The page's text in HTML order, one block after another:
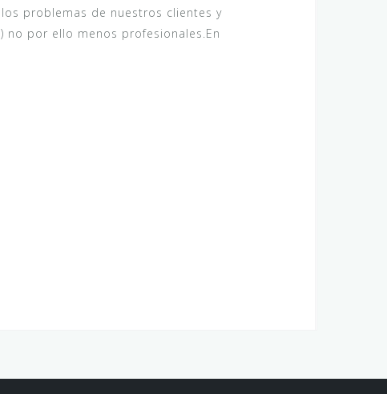
problemas de nuestros clientes y
no por ello menos profesionales.En